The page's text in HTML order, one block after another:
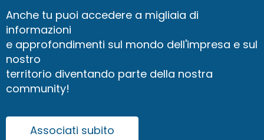
Anche tu puoi accedere a migliaia di
informazioni
e approfondimenti sul mondo dell'impresa e sul
nostro
territorio diventando parte della nostra
community!
Associati subito